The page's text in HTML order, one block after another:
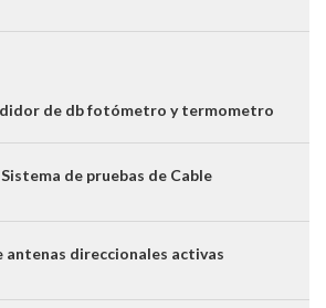
de db fotómetro y termometro
de pruebas de Cable
antenas direccionales activas